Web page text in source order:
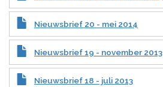
Nieuwsbrief 20 - mei 2014
Nieuwsbrief 19 - november 2013
Nieuwsbrief 18 - juli 2013